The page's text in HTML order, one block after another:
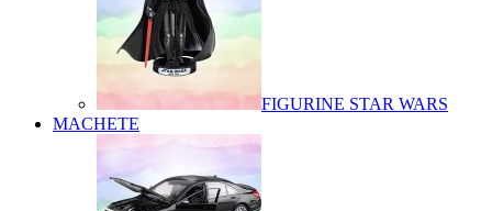
FIGURINE STAR WARS
MACHETE